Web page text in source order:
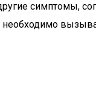
симптомы,
необходимо